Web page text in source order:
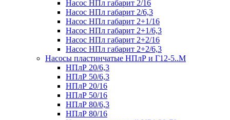
Насос НПл габарит 2/16
Насос НПл габарит 2/6,3
Насос НПл габарит 2+1/16
Насос НПл габарит 2+1/6,3
Насос НПл габарит 2+2/16
Насос НПл габарит 2+2/6,3
Насосы пластинчатые НПлР и Г12-5..М
НПлР 20/6,3
НПлР 50/6,3
НПлР 20/16
НПлР 50/16
НПлР 80/6,3
НПлР 80/16